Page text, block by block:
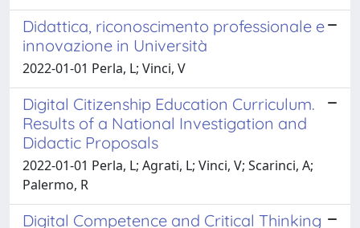
Didattica, riconoscimento professionale e
innovazione in Università
2022-01-01 Perla, L; Vinci, V
Digital Citizenship Education Curriculum.
Results of a National Investigation and
Didactic Proposals
2022-01-01 Perla, L; Agrati, L; Vinci, V; Scarinci, A;
Palermo, R
Digital Competence and Critical Thinking